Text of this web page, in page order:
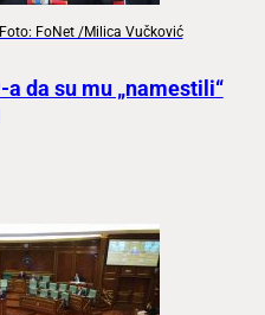
FoNet /Milica Vučković
da su mu „namestili“